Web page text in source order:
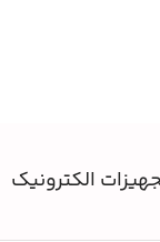
الکترونیک